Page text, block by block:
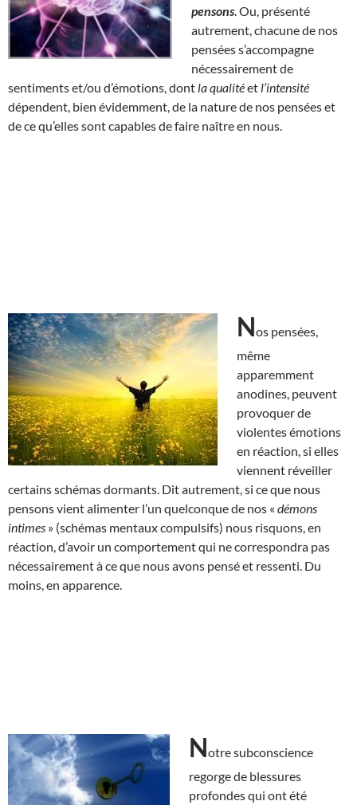
pensons . Ou, présenté
autrement, chacune de nos
pensées s’accompagne
nécessairement de
sentiments et/ou d’émotions, dont la qualitéet l’intensité
dépendent, bien évidemment, de la nature de nos pensées et
de ce qu’elles sont capables de faire naître en nous.
Nos pensées,
même
apparemment
anodines, peuvent
provoquer de
violentes émotions
en réaction, si elles
viennent réveiller
certains schémas dormants. Dit autrement, si ce que nous
pensons vient alimenter l’un quelconque de nos « démons
intimes » (schémas mentaux compulsifs) nous risquons, en
réaction, d’avoir un comportement qui ne correspondra pas
nécessairement à ce que nous avons pensé et ressenti. Du
moins, en apparence.
Notre subconscience
regorge de blessures
profondes qui ont été